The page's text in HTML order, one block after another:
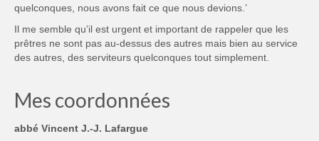
quelconques, nous avons fait ce que nous devions.’
Il me semble qu’il est urgent et important de rappeler que les
prêtres ne sont pas au-dessus des autres mais bien au service
des autres, des serviteurs quelconques tout simplement.
Mes coordonnées
abbé Vincent J.-J. Lafargue